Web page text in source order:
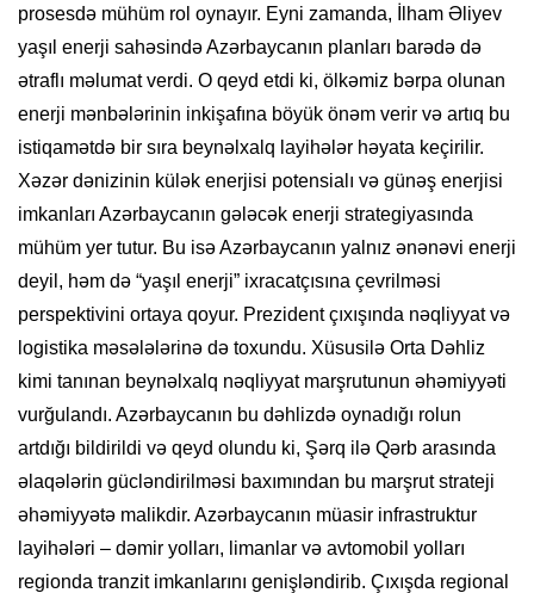
prosesdə mühüm rol oynayır. Eyni zamanda, İlham Əliyev
yaşıl enerji sahəsində Azərbaycanın planları barədə də
ətraflı məlumat verdi. O qeyd etdi ki, ölkəmiz bərpa olunan
enerji mənbələrinin inkişafına böyük önəm verir və artıq bu
istiqamətdə bir sıra beynəlxalq layihələr həyata keçirilir.
Xəzər dənizinin külək enerjisi potensialı və günəş enerjisi
imkanları Azərbaycanın gələcək enerji strategiyasında
mühüm yer tutur. Bu isə Azərbaycanın yalnız ənənəvi enerji
deyil, həm də “yaşıl enerji” ixracatçısına çevrilməsi
perspektivini ortaya qoyur. Prezident çıxışında nəqliyyat və
logistika məsələlərinə də toxundu. Xüsusilə Orta Dəhliz
kimi tanınan beynəlxalq nəqliyyat marşrutunun əhəmiyyəti
vurğulandı. Azərbaycanın bu dəhlizdə oynadığı rolun
artdığı bildirildi və qeyd olundu ki, Şərq ilə Qərb arasında
əlaqələrin gücləndirilməsi baxımından bu marşrut strateji
əhəmiyyətə malikdir. Azərbaycanın müasir infrastruktur
layihələri – dəmir yolları, limanlar və avtomobil yolları
regionda tranzit imkanlarını genişləndirib. Çıxışda regional